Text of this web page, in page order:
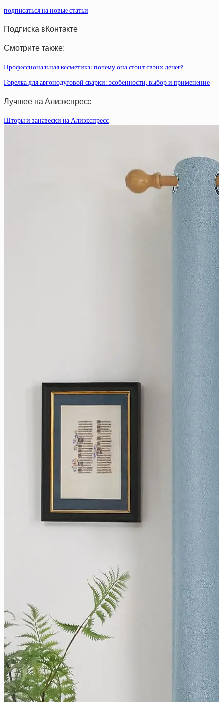
подписаться на новые статьи
Подписка вКонтакте
Смотрите также:
Профессиональная косметика: почему она стоит своих денег?
Горелка для аргонодуговой сварки: особенности, выбор и применение
Лучшее на Алиэкспресс
Шторы и занавески на Алиэкспресс